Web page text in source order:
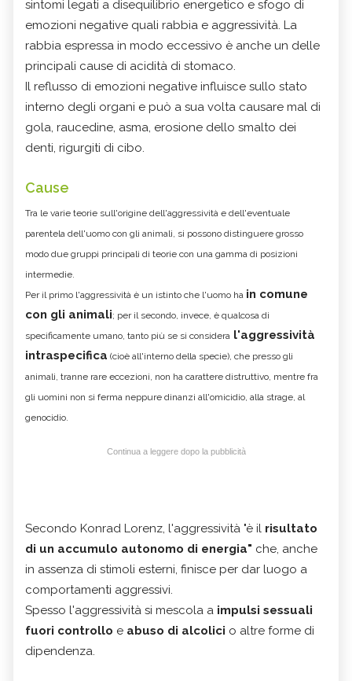
sintomi legati a disequilibrio energetico e sfogo di
emozioni negative quali rabbia e aggressività. La
rabbia espressa in modo eccessivo è anche un delle
principali cause di acidità di stomaco.
Il reflusso di emozioni negative influisce sullo stato
interno degli organi e può a sua volta causare mal di
gola, raucedine, asma, erosione dello smalto dei
denti, rigurgiti di cibo.
Cause
Tra le varie teorie sull'origine dell'aggressività e dell'eventuale
parentela dell'uomo con gli animali, si possono distinguere grosso
modo due gruppi principali di teorie con una gamma di posizioni
intermedie.
Per il primo l'aggressività è un istinto che l'uomo ha in comune
con gli animali; per il secondo, invece, è qualcosa di
specificamente umano, tanto più se si considera l'aggressività
intraspecifica (cioè all'interno della specie), che presso gli
animali, tranne rare eccezioni, non ha carattere distruttivo, mentre fra
gli uomini non si ferma neppure dinanzi all'omicidio, alla strage, al
genocidio.
Continua a leggere dopo la pubblicità
Secondo Konrad Lorenz , l'aggressività "è il risultato
di un accumulo autonomo di energia" che, anche
in assenza di stimoli esterni, finisce per dar luogo a
comportamenti aggressivi.
Spesso l'aggressività si mescola a impulsi sessuali
fuori controllo e abuso di alcolici o altre forme di
dipendenza.